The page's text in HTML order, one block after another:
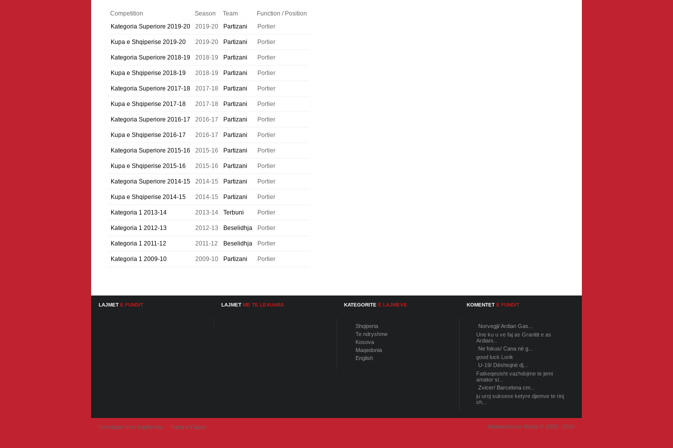
Competition Season Team
Function / Position
Kategoria Superiore 2019-20
2019-20 Partizani Portier
Kupa e Shqiperise 2019-20 2019-20 Partizani Portier
Kategoria Superiore 2018-19 2018-19 Partizani Portier
Kupa e Shqiperise 2018-19 2018-19 Partizani Portier
Kategoria Superiore 2017-18 2017-18 Partizani Portier
Kupa e Shqiperise 2017-18 2017-18 Partizani Portier
Kategoria Superiore 2016-17 2016-17 Partizani Portier
Kupa e Shqiperise 2016-17 2016-17 Partizani Portier
Kategoria Superiore 2015-16 2015-16 Partizani Portier
Kupa e Shqiperise 2015-16 2015-16 Partizani Portier
Kategoria Superiore 2014-15 2014-15 Partizani Portier
Kupa e Shqiperise 2014-15 2014-15 Partizani Portier
Kategoria 1 2013-14 2013-14 Terbuni Portier
Kategoria 1 2012-13 2012-13 Beselidhja Portier
Kategoria 1 2011-12 2011-12 Beselidhja Portier
Kategoria 1 2009-10 2009-10 Partizani Portier
LAJMET E FUNDIT LAJMET ME TE LEXUARA KATEGORITE E LAJMEVE
Shqiperia
Te ndryshme
Kosova
Maqedonia
English
KOMENTET E FUNDIT
Norvegji/ Ardian Gas...
Une ku u ve faj as Granitit e as
Ardiani...
Ne fokus/ Cana në g...
good luck Lorik
U-19/ Dështojnë dj...
Fatkeqesisht vazhdojme te jemi
amator si...
Zvicer/ Barcelona cm...
ju uroj suksese ketyre djemve te rinj
sh...
Developer from IngAlb.info Harta e Faqes AlbaniaSoccer Media © 2003 - 2014